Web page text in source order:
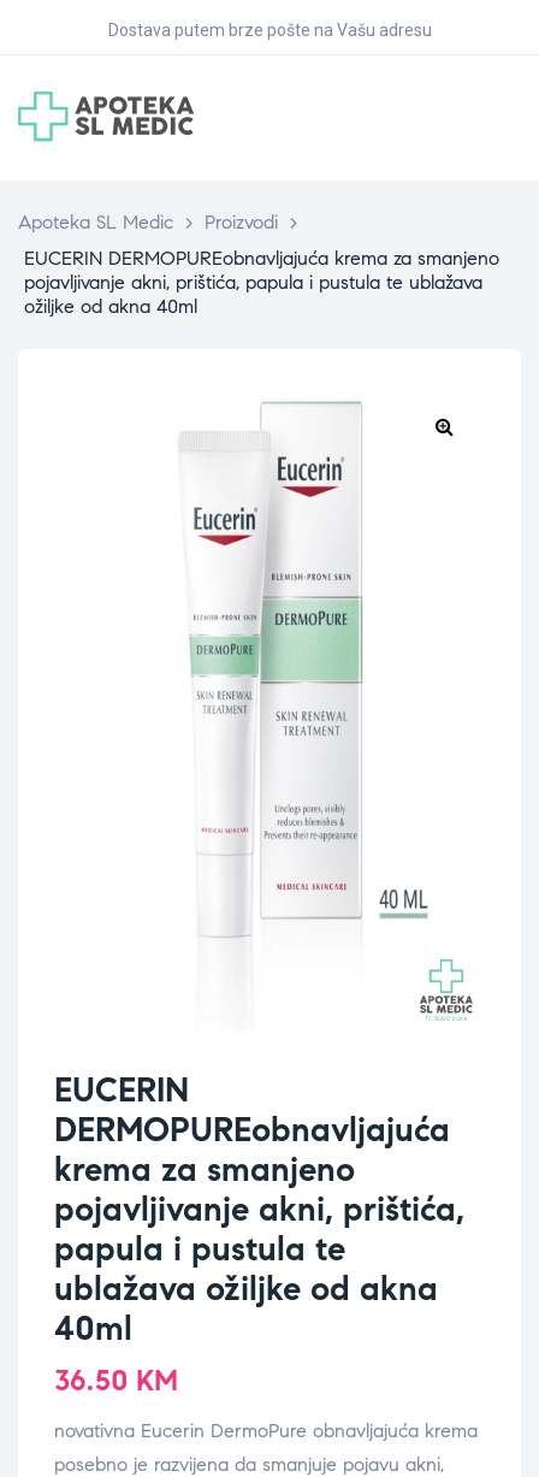
Dostava putem brze pošte na Vašu adresu
Apoteka SL Medic > Proizvodi >
EUCERIN DERMOPUREobnavljajuća krema za smanjeno
pojavljivanje akni, prištića, papula i pustula te ublažava
ožiljke od akna 40ml
EUCERIN
DERMOPUREobnavljajuća
krema za smanjeno
pojavljivanje akni, prištića,
papula i pustula te
ublažava ožiljke od akna
40ml
36.50 KM
novativna Eucerin DermoPure obnavljajuća krema
posebno je razvijena da smanjuje pojavu akni,